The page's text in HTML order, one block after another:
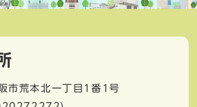
市荒本北一丁目1番1号